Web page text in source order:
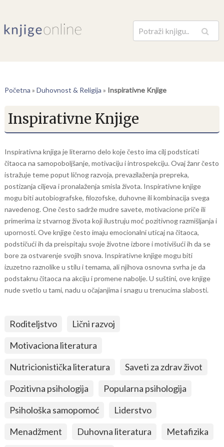
Pretraga
Početna » Duhovnost & Religija » Inspirativne Knjige
Inspirativne Knjige
Inspirativna knjiga je literarno delo koje često ima cilj podsticati
čitaoca na samopoboljšanje, motivaciju i introspekciju. Ovaj žanr često
istražuje teme poput ličnog razvoja, prevazilaženja prepreka,
postizanja ciljeva i pronalaženja smisla života. Inspirativne knjige
mogu biti autobiografske, filozofske, duhovne ili kombinacija svega
navedenog. One često sadrže mudre savete, motivacione priče ili
primerima iz stvarnog života koji ilustruju moć pozitivnog razmišljanja i
upornosti. Ove knjige često imaju emocionalni uticaj na čitaoca,
podstičući ih da preispitaju svoje životne izbore i motivišući ih da se
bore za ostvarenje svojih snova. Inspirativne knjige mogu biti
izuzetno raznolike u stilu i temama, ali njihova osnovna svrha je da
podstaknu čitaoca na akciju i promene nabolje. U suštini, ove knjige
nude svetlo u tami, nadu u očajanjima i snagu u trenucima slabosti.
Roditeljstvo
Lični razvoj
Motivaciona literatura
Nutricionistička literatura
Saveti za zdrav život
Pozitivna psihologija
Popularna psihologija
Psihološka samopomoć
Liderstvo
Menadžment
Duhovna literatura
Metafizika